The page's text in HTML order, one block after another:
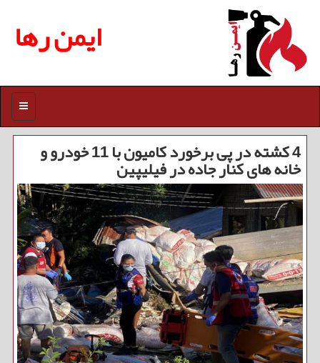
ایمن رها
منو
4 کشته در پی برخورد کامیون با 11 خودرو و
خانه های کنار جاده در فیلیپین